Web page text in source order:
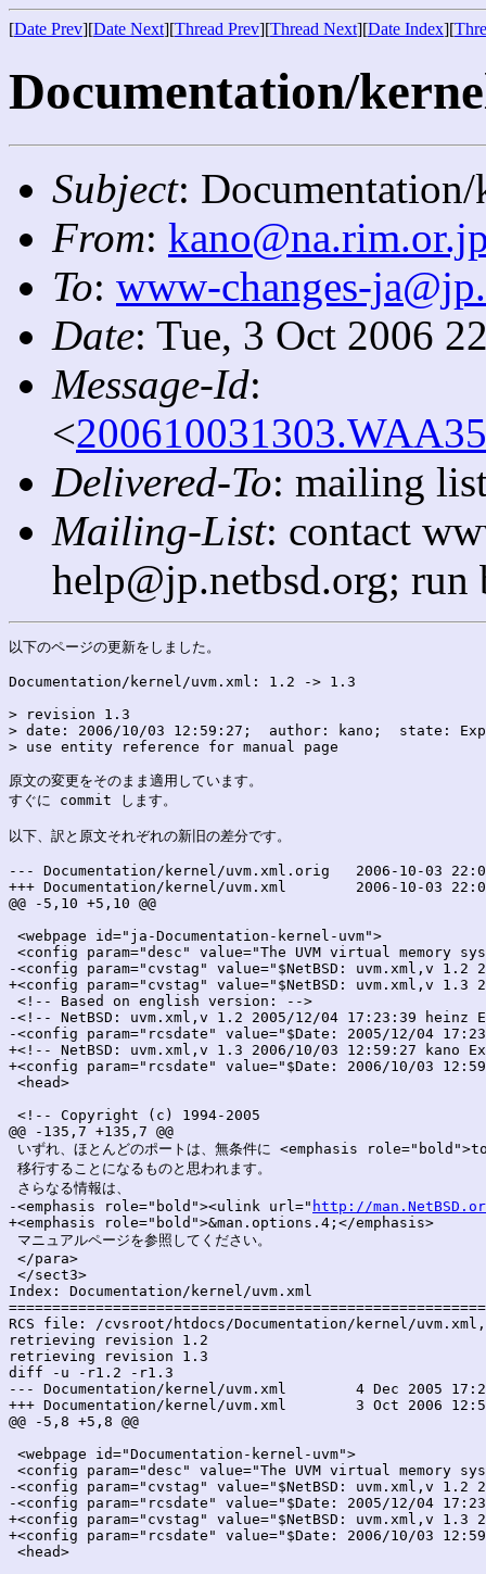
[Date Prev][Date Next][Thread Prev][Thread Next][Date Index][
Documentation/
Subject:
From:
To: www-changes-
Date: Tue, 3 Oct 2006
Message-Id:
<
Delivered-To: mailing
Mailing-List: contact
help@jp.netbsd.org;
以下のページの更新をしました。
Documentation/kernel/uvm.xml: 1.2 -> 1.3
> revision 1.3
> date: 2006/10/03 12:59:27;  author: kano;  state:
> use entity reference for manual page
原文の変更をそのまま適用しています。
すぐに commit します。
以下、訳と原文それぞれの新旧の差分です。
--- Documentation/kernel/uvm.xml.orig	2006-10-03 22:02:03.000000000 +0900
+++ Documentation/kernel/uvm.xml	2006-10-03 22:02:03.000000000 +0900
@@ -5,10 +5,10 @@
<webpage id="ja-Documentation-kernel-uvm">
<config param="desc" value="The UVM virtual memory
-<config param="cvstag" value="$NetBSD: uvm.xml,v 1.2
+<config param="cvstag" value="$NetBSD: uvm.xml,v 1.3
<!-- Based on english version: -->
-<!-- NetBSD: uvm.xml,v 1.2 2005/12/04 17:23:39 heinz
-<config param="rcsdate" value="$Date: 2005/12/04
+<!-- NetBSD: uvm.xml,v 1.3 2006/10/03 12:59:27 kano
+<config param="rcsdate" value="$Date: 2006/10/03
<head>
<!-- Copyright (c) 1994-2005
@@ -135,7 +135,7 @@
いずれ、ほとんどのポートは、無条件に <emphasis
移行することになるものと思われます。
さらなる情報は、
-<emphasis role="bold"><ulink url=" http://
+<emphasis role="bold">&man.options.4;</emphasis>
マニュアルページを参照してください。
</para>
</sect3>
Index: Documentation/kernel/uvm.xml
RCS file: /cvsroot/htdocs/Documentation/kernel/
retrieving revision 1.2
retrieving revision 1.3
diff -u -r1.2 -r1.3
--- Documentation/kernel/uvm.xml	4 Dec 2005 17:23:39 -0000	1.2
+++ Documentation/kernel/uvm.xml	3 Oct 2006 12:59:27 -0000	1.3
@@ -5,8 +5,8 @@
<webpage id="Documentation-kernel-uvm">
<config param="desc" value="The UVM virtual memory
-<config param="cvstag" value="$NetBSD: uvm.xml,v 1.2
-<config param="rcsdate" value="$Date: 2005/12/04
+<config param="cvstag" value="$NetBSD: uvm.xml,v 1.3
+<config param="rcsdate" value="$Date: 2006/10/03
<head>